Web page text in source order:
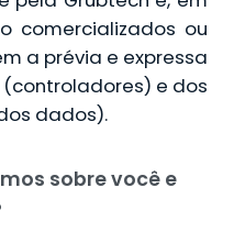
comercializados ou
a prévia e expressa
e dos
dados).
sobre você e